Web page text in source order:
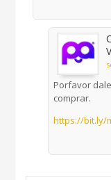
Porfavor
comprar.
https://bit.ly/